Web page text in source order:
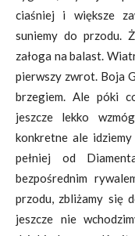
ciaśniej i większe
suniemy do przodu.
załoga na balast.
pierwszy zwrot. Boja
brzegiem. Ale póki
jeszcze lekko
konkretne ale
pełniej od
bezpośrednim
przodu, zbliżamy się
jeszcze nie